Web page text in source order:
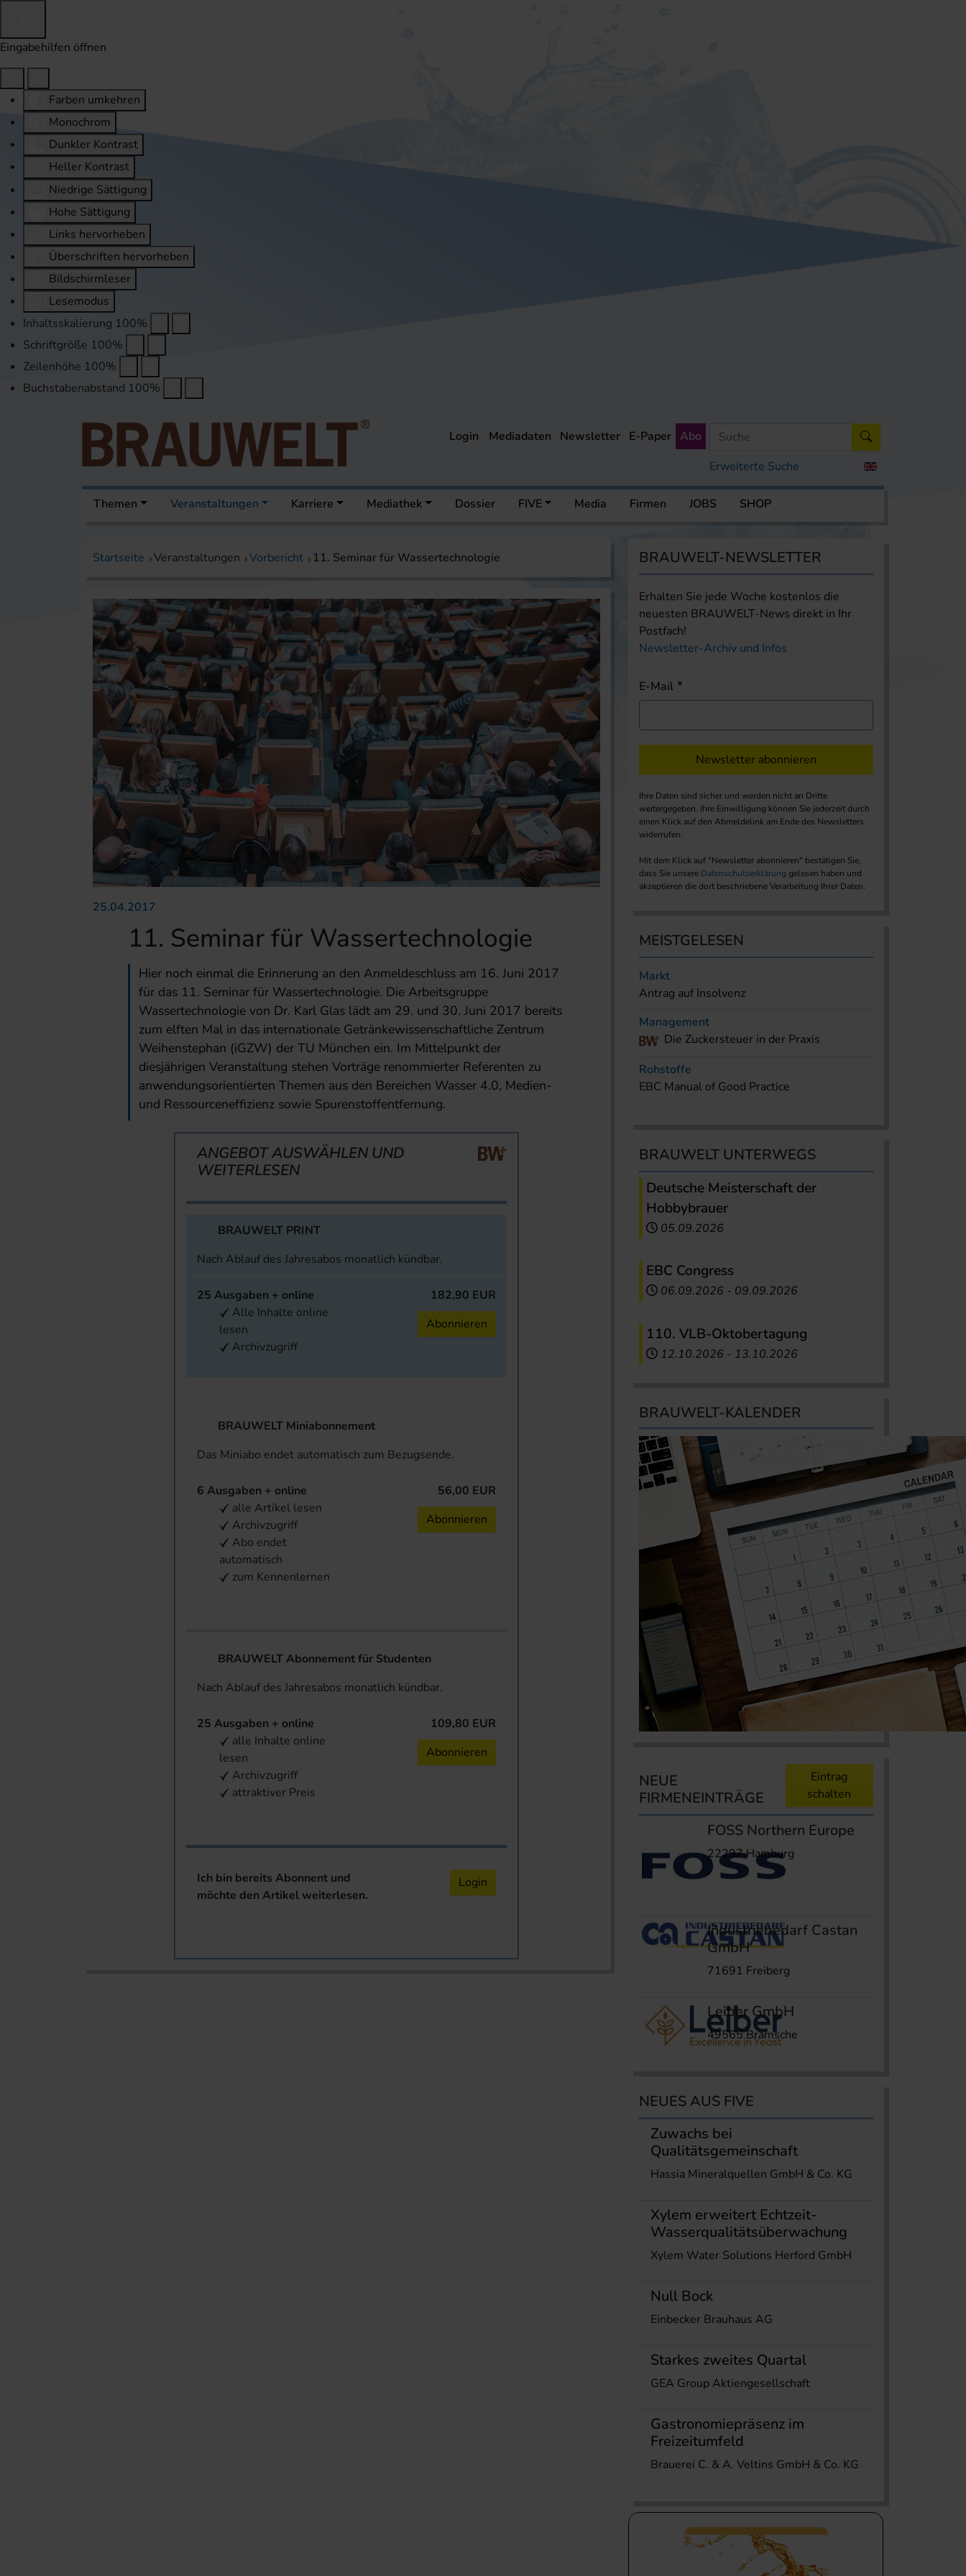
Eingabehilfen öffnen
Farben umkehren
Monochrom
Dunkler Kontrast
Heller Kontrast
Niedrige Sättigung
Hohe Sättigung
Links hervorheben
Überschriften hervorheben
Bildschirmleser
Lesemodus
Inhaltsskalierung 100%
Schriftgröße 100%
Zeilenhöhe 100%
Buchstabenabstand 100%
Erweiterte Suche
Login Mediadaten Newsletter E-Paper Abo
Themen Veranstaltungen Karriere Mediathek Dossier FIVE Media Firmen JOBS SHOP
Startseite Veranstaltungen Vorbericht 11. Seminar für Wassertechnologie
25.04.2017
11. Seminar für Wassertechnologie
Hier noch einmal die Erinnerung an den Anmeldeschluss am 16. Juni 2017
für das 11. Seminar für Wassertechnologie. Die Arbeitsgruppe
Wassertechnologie von Dr. Karl Glas lädt am 29. und 30. Juni 2017 bereits
zum elften Mal in das internationale Getränkewissenschaftliche Zentrum
Weihenstephan (iGZW) der TU München ein. Im Mittelpunkt der
diesjährigen Veranstaltung stehen Vorträge renommierter Referenten zu
anwendungsorientierten Themen aus den Bereichen Wasser 4.0, Medien-
und Ressourceneffizienz sowie Spurenstoffentfernung.
ANGEBOT AUSWÄHLEN UND
WEITERLESEN
BRAUWELT PRINT
Nach Ablauf des Jahresabos monatlich kündbar.
25 Ausgaben + online
Alle Inhalte online
lesen
Archivzugriff
182,90 EUR
Abonnieren
BRAUWELT Miniabonnement
Das Miniabo endet automatisch zum Bezugsende.
6 Ausgaben + online
alle Artikel lesen
Archivzugriff
Abo endet
automatisch
zum Kennenlernen
56,00 EUR
Abonnieren
BRAUWELT Abonnement für Studenten
Nach Ablauf des Jahresabos monatlich kündbar.
25 Ausgaben + online
alle Inhalte online
lesen
Archivzugriff
attraktiver Preis
109,80 EUR
Abonnieren
Ich bin bereits Abonnent und
möchte den Artikel weiterlesen.
Login
BRAUWELT-NEWSLETTER
Erhalten Sie jede Woche kostenlos die
neuesten BRAUWELT-News direkt in Ihr
Postfach!
Newsletter-Archiv und Infos
E-Mail
Newsletter abonnieren
Ihre Daten sind sicher und werden nicht an Dritte
weitergegeben. Ihre Einwilligung können Sie jederzeit durch
einen Klick auf den Abmeldelink am Ende des Newsletters
widerrufen.
Mit dem Klick auf "Newsletter abonnieren" bestätigen Sie,
dass Sie unsere Datenschutzerklärung gelesen haben und
akzeptieren die dort beschriebene Verarbeitung Ihrer Daten.
MEISTGELESEN
Markt
Antrag auf Insolvenz
Management
Die Zuckersteuer in der Praxis
Rohstoffe
EBC Manual of Good Practice
BRAUWELT UNTERWEGS
Deutsche Meisterschaft der
Hobbybrauer
05.09.2026
EBC Congress
06.09.2026 - 09.09.2026
110. VLB-Oktobertagung
12.10.2026 - 13.10.2026
BRAUWELT-KALENDER
NEUE
FIRMENEINTRÄGE
Eintrag
schalten
FOSS Northern Europe
22297 Hamburg
Industriebedarf Castan
GmbH
71691 Freiberg
Leiber GmbH
49565 Bramsche
NEUES AUS FIVE
Zuwachs bei
Qualitätsgemeinschaft
Hassia Mineralquellen GmbH & Co. KG
Xylem erweitert Echtzeit-
Wasserqualitätsüberwachung
Xylem Water Solutions Herford GmbH
Null Bock
Einbecker Brauhaus AG
Starkes zweites Quartal
GEA Group Aktiengesellschaft
Gastronomiepräsenz im
Freizeitumfeld
Brauerei C. & A. Veltins GmbH & Co. KG